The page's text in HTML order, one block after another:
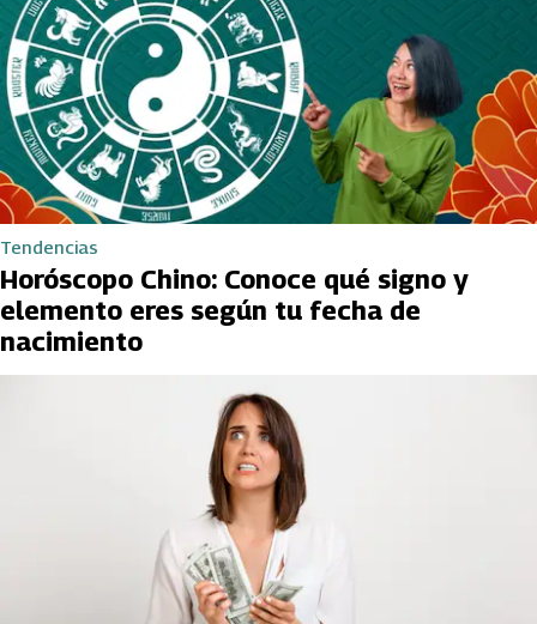
Tendencias
Horóscopo Chino: Conoce qué signo y
elemento eres según tu fecha de
nacimiento